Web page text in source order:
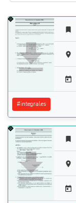




#integrales



